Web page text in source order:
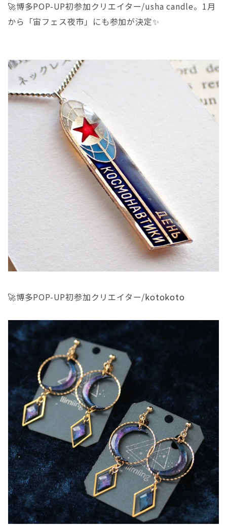
🚀博多POP-UP初参加クリエイター/usha candle。 1月
から「宙フェス夜市」にも参加が決定✨
🚀博多POP-UP初参加クリエイター/kotokoto